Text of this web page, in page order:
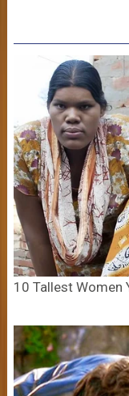
10 Tallest Women